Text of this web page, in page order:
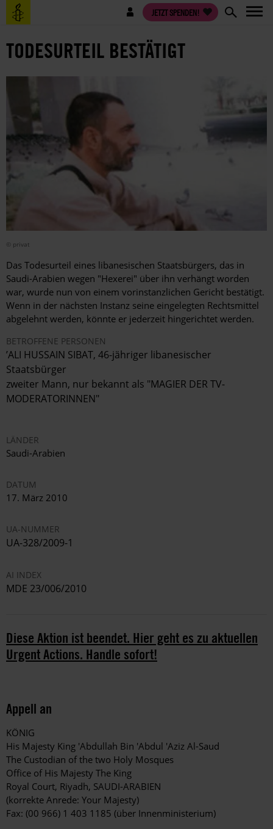
Direkt
zum
Benutzermenü JETZT SPENDEN!
TODESURTEIL BESTÄTIGT
© privat
Das Todesurteil eines libanesischen Staatsbürgers, das in
Saudi-Arabien wegen "Hexerei" über ihn verhängt worden
war, wurde nun von einem vorinstanzlichen Gericht bestätigt.
Wenn in der nächsten Instanz seine eingelegten Rechtsmittel
abgelehnt werden, könnte er jederzeit hingerichtet werden.
BETROFFENE PERSONEN
’ALI HUSSAIN SIBAT, 46-jähriger libanesischer
Staatsbürger
zweiter Mann, nur bekannt als "MAGIER DER TV-
MODERATORINNEN"
LÄNDER
Saudi-Arabien
DATUM
17. März 2010
UA-NUMMER
UA-328/2009-1
AI INDEX
MDE 23/006/2010
Diese Aktion ist beendet. Hier geht es zu aktuellen
Urgent Actions. Handle sofort!
Appell an
KÖNIG
His Majesty King 'Abdullah Bin 'Abdul 'Aziz Al-Saud
The Custodian of the two Holy Mosques
Office of His Majesty The King
Royal Court, Riyadh, SAUDI-ARABIEN
(korrekte Anrede: Your Majesty)
Fax: (00 966) 1 403 1185 (über Innenministerium)